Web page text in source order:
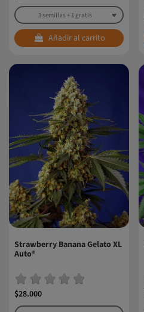
Añadir al carrito
Strawberry Banana Gelato XL
Auto®
$28.000